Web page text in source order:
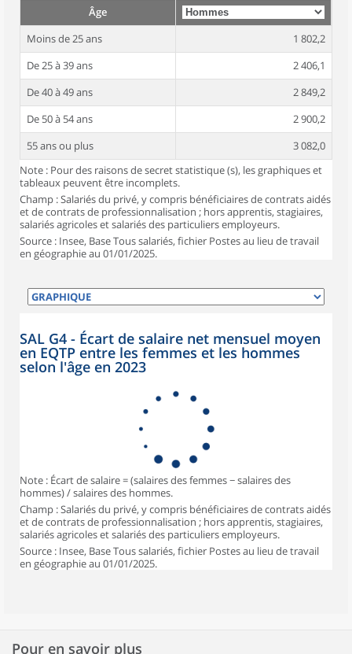
Âge
Moins de 25 ans
1 802,2
De 25 à 39 ans
2 406,1
De 40 à 49 ans
2 849,2
De 50 à 54 ans
2 900,2
55 ans ou plus
3 082,0
Note : Pour des raisons de secret statistique (s), les graphiques et
tableaux peuvent être incomplets.
Champ : Salariés du privé, y compris bénéficiaires de contrats aidés
et de contrats de professionnalisation ; hors apprentis, stagiaires,
salariés agricoles et salariés des particuliers employeurs.
Source : Insee, Base Tous salariés, fichier Postes au lieu de travail
en géographie au 01/01/2025.
SAL G4 - Écart de salaire net mensuel moyen
en EQTP entre les femmes et les hommes
selon l'âge en 2023
Note : Écart de salaire = (salaires des femmes − salaires des
hommes) / salaires des hommes.
Champ : Salariés du privé, y compris bénéficiaires de contrats aidés
et de contrats de professionnalisation ; hors apprentis, stagiaires,
salariés agricoles et salariés des particuliers employeurs.
Source : Insee, Base Tous salariés, fichier Postes au lieu de travail
en géographie au 01/01/2025.
Pour en savoir plus